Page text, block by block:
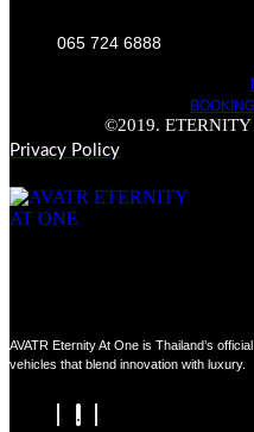
065 724 6888
©2019. ETERNITY
Privacy Policy
AVATR Eternity At One is Thailand’s
vehicles that blend innovation with luxury.